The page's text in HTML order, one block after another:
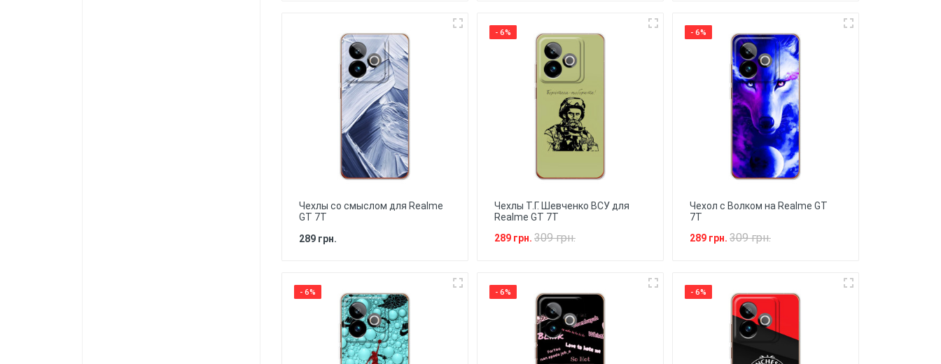
Чехлы со смыслом для Realme
GT 7T
289 грн.
- 6%
Чехлы Т.Г. Шевченко ВСУ для
Realme GT 7T
289 грн. 309 грн.
- 6%
Чехол с Волком на Realme GT
7T
289 грн. 309 грн.
- 6% - 6% - 6%